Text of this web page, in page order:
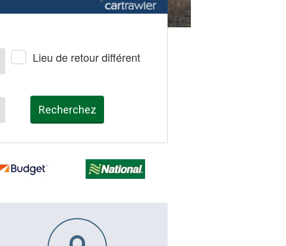
Lieu de retour différent
Recherchez